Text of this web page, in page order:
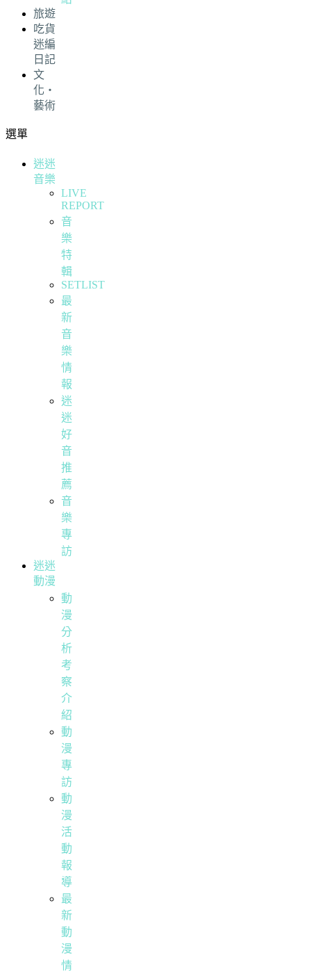
旅遊
吃貨
迷編
日記
文
化・
藝術
選單
迷迷
音樂
LIVE
REPORT
音
樂
特
輯
SETLIST
最
新
音
樂
情
報
迷
迷
好
音
推
薦
音
樂
專
訪
迷迷
動漫
動
漫
分
析
考
察
介
紹
動
漫
專
訪
動
漫
活
動
報
導
最
新
動
漫
情